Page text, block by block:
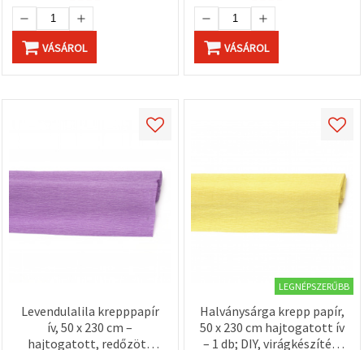
VÁSÁROL VÁSÁROL
Levendulalila krepppapír
ív, 50 x 230 cm –
hajtogatott, redőzött
LEGNÉPSZERŰBB
Halványsárga krepp papír,
50 x 230 cm hajtogatott ív
– 1 db; DIY, virágkészítés,